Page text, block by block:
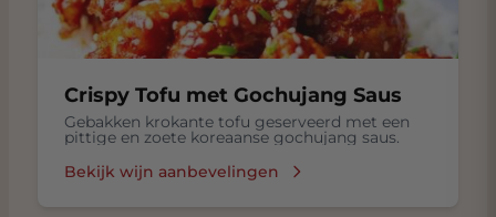
Crispy Tofu met Gochujang Saus
Gebakken krokante tofu geserveerd met een
pittige en zoete koreaanse gochujang saus.
Bekijk wijn aanbevelingen